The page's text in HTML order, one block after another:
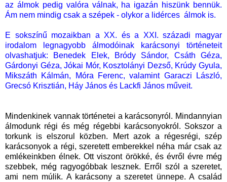
az álmok pedig valóra válnak, ha igazán hiszünk bennük.
Ám nem mindig csak a szépek - olykor a lidérces álmok is.
E sokszínű mozaikban a XX. és a XXI. századi magyar
irodalom legnagyobb álmodóinak karácsonyi történeteit
olvashatjuk: Benedek Elek, Bródy Sándor, Csáth Géza,
Gárdonyi Géza, Jókai Mór, Kosztolányi Dezső, Krúdy Gyula,
Mikszáth Kálmán, Móra Ferenc, valamint Garaczi László,
Grecsó Krisztián, Háy János és Lackfi János műveit.
Mindenkinek vannak történetei a karácsonyról. Mindannyian
álmodunk régi és még régebbi karácsonyokról. Sokszor a
torkunk is elszorul közben. Mert azok a régesrégi, szép
karácsonyok a régi, szeretett emberekkel néha már csak az
emlékeinkben élnek. Ott viszont örökké, és évről évre még
szebbek, még ragyogóbbak lesznek. Erről szól a szeretet,
ami nem múlik. A karácsony a szeretet ünnepe. A család